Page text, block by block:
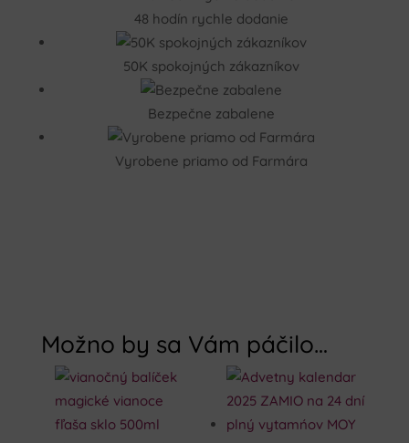
48 hodín rychle dodanie
50K spokojných zákazníkov
Bezpečne zabalene
Vyrobene priamo od Farmára
Možno by sa Vám páčilo…